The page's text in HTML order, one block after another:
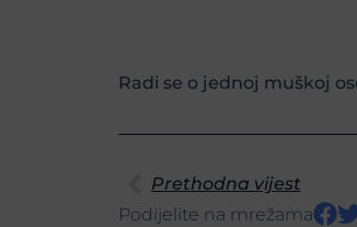
Radi se o jednoj muškoj
Prethodna vijest
Podijelite na mrežama